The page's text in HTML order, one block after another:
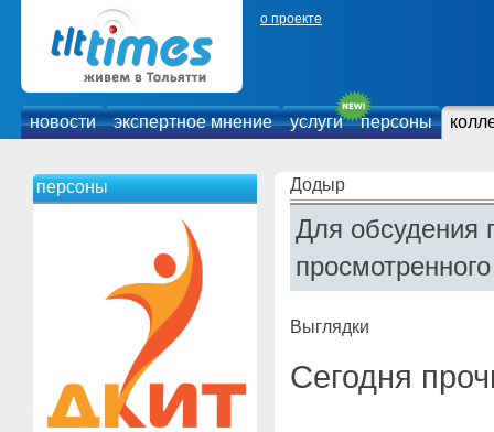
о проекте
новости экспертное мнение услуги персоны
персоны Додыр
Для обсудения
просмотренного
Выглядки
Сегодня